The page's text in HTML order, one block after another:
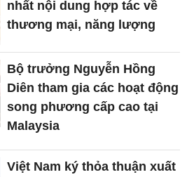
nhất nội dung hợp tác về
thương mại, năng lượng
Bộ trưởng Nguyễn Hồng
Diên tham gia các hoạt động
song phương cấp cao tại
Malaysia
Việt Nam ký thỏa thuận xuất